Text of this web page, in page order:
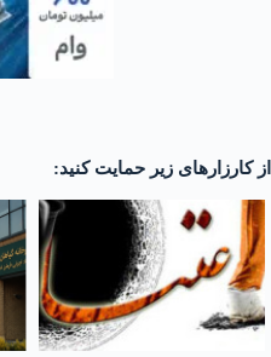
از کارزارهای زیر حمایت کنید: